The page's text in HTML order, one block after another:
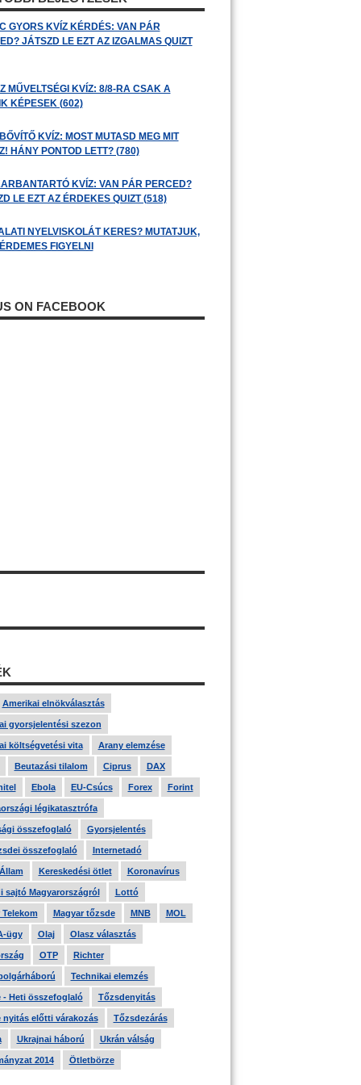
GYORS KVÍZ KÉRDÉS: VAN PÁR
JÁTSZD LE EZT AZ IZGALMAS QUIZT
MŰVELTSÉGI KVÍZ: 8/8-RA CSAK A
KÉPESEK (602)
KVÍZ: MOST MUTASD MEG MIT
HÁNY PONTOD LETT? (780)
KVÍZ: VAN PÁR PERCED?
LE EZT AZ ÉRDEKES QUIZT (518)
NYELVISKOLÁT KERES? MUTATJUK,
FIGYELNI
ON FACEBOOK
Amerikai elnökválasztás
gyorsjelentési szezon
költségvetési vita Arany elemzése
Beutazási tilalom Ciprus DAX
Ebola EU-Csúcs Forex Forint
légikatasztrófa
összefoglaló Gyorsjelentés
összefoglaló Internetadó
Kereskedési ötlet Koronavírus
sajtó Magyarországról Lottó
Telekom Magyar tőzsde MNB MOL
ügy Olaj Olasz választás
OTP Richter
Technikai elemzés
- Heti összefoglaló Tőzsdenyitás
nyitás előtti várakozás Tőzsdezárás
Ukrajnai háború Ukrán válság
2014 Ötletbörze